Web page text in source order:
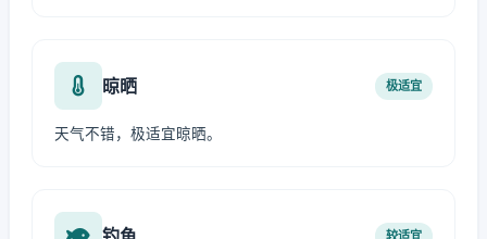
晾晒 极适宜
天气不错，极适宜晾晒。
较适宜